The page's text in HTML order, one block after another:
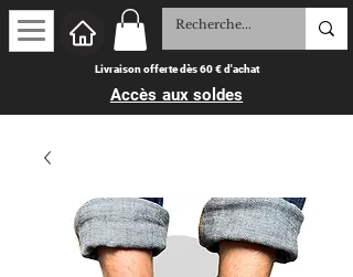
Livraison offerte dès 60 € d'achat
Accès aux soldes